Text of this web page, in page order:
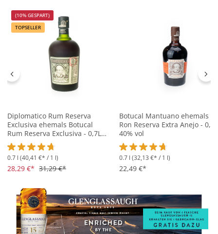
(10% GESPART)
TOPSELLER
Diplomatico Rum Reserva
Exclusiva ehemals Botucal
Rum Reserva Exclusiva - 0,7L
40% vol
Durchschnittliche Bewertung von 4.7 von 5 Sternen
0.7 l (40,41 €* / 1 l)
28,29 €* 31,29 €*
Botucal Mantuano ehemals
Ron Reserva Extra Anejo - 0,7L
40% vol
Durchschnittliche
0.7 l (32,13 €* / 1 l)
22,49 €*